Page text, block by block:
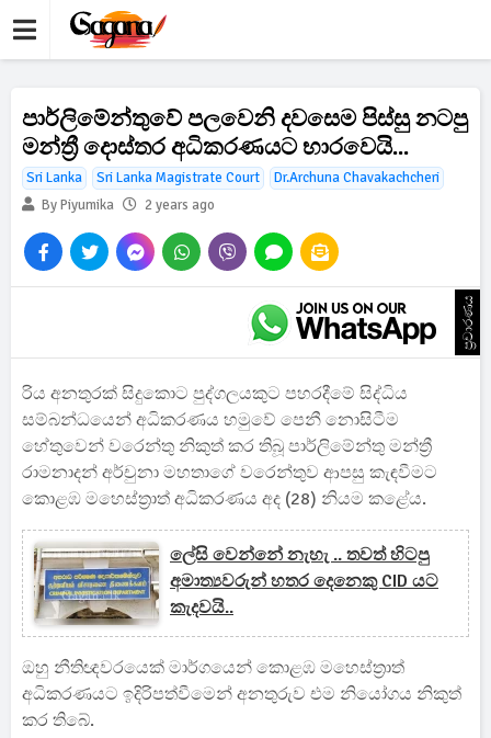
පාර්ලිමේන්තුවේ පලවෙනි දවසෙම පිස්සු නටපු
මන්ත්‍රී දොස්තර අධිකරණයට භාරවෙයි...
Sri Lanka Sri Lanka Magistrate Court
Dr.Archuna Chavakachcheri
By Piyumika
2 years ago
ප්‍රචාරණය
රිය අනතුරක් සිදුකොට පුද්ගලයකුට පහරදීමේ සිද්ධිය
සම්බන්ධයෙන් අධිකරණය හමුවේ පෙනී නොසිටීම
හේතුවෙන් වරෙන්තු නිකුත් කර තිබූ පාර්ලිමේන්තු මන්ත්‍රී
රාමනාදන් අර්චුනා මහතාගේ වරෙන්තුව ආපසු කැඳවීමට
කොළඹ මහෙස්ත්‍රාත් අධිකරණය අද (28) නියම කළේය.
ලේසි වෙන්නේ නැහැ .. තවත් හිටපු
අමාත්‍යවරුන් හතර දෙනෙකු CID යට
කැදවයි..
ඔහු නීතිඥවරයෙක් මාර්ගයෙන් කොළඹ මහෙස්ත්‍රාත්
අධිකරණයට ඉදිරිපත්වීමෙන් අනතුරුව එම නියෝගය නිකුත්
කර තිබේ.